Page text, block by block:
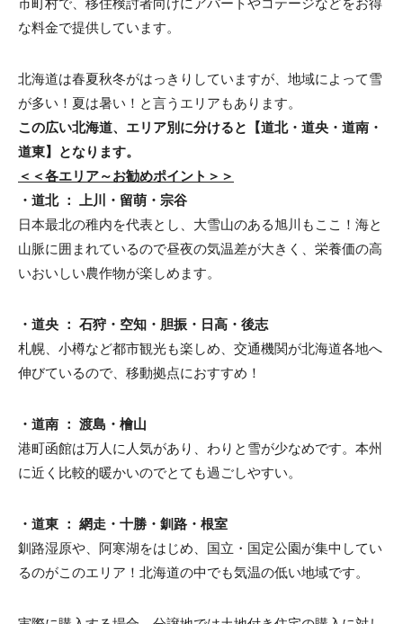
な料金で提供しています。
北海道は春夏秋冬がはっきりしていますが、地域によって雪
が多い！夏は暑い！と言うエリアもあります。
この広い北海道、エリア別に分けると【道北・道央・道南・
道東】となります。
＜＜各エリア～お勧めポイント＞＞
・道北 ： 上川・留萌・宗谷
日本最北の稚内を代表とし、大雪山のある旭川もここ！海と
山脈に囲まれているので昼夜の気温差が大きく、栄養価の高
いおいしい農作物が楽しめます。
・道央 ： 石狩・空知・胆振・日高・後志
札幌、小樽など都市観光も楽しめ、交通機関が北海道各地へ
伸びているので、移動拠点におすすめ！
・道南 ： 渡島・檜山
港町函館は万人に人気があり、わりと雪が少なめです。本州
に近く比較的暖かいのでとても過ごしやすい。
・道東 ： 網走・十勝・釧路・根室
釧路湿原や、阿寒湖をはじめ、国立・国定公園が集中してい
るのがこのエリア！北海道の中でも気温の低い地域です。